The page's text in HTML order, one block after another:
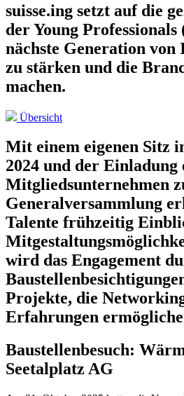
suisse.ing setzt auf die
der Young Professionals
nächste Generation von
zu stärken und die
machen.
Übersicht
Mit einem eigenen Sitz
2024 und der Einladung
Mitgliedsunternehmen
Generalversammlung
Talente frühzeitig
wird das Engagement
Projekte, die
Erfahrungen
Baustellenbesuch:
Seetalplatz AG